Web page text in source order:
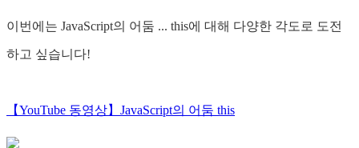
이번에는 JavaScript의 어둠 ... this에 대해 다양한 각도로 도전
하고 싶습니다!
【YouTube 동영상】JavaScript의 어둠 this